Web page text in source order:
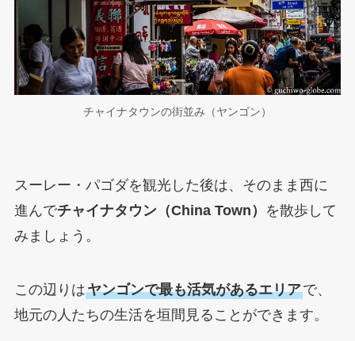
チャイナタウンの街並み（ヤンゴン）
スーレー・パゴダを観光した後は、そのまま西に
進んでチャイナタウン（China Town）
を散歩して
みましょう。
この辺りはヤンゴンで最も活気があるエリアで、
地元の人たちの生活を垣間見ることができます。